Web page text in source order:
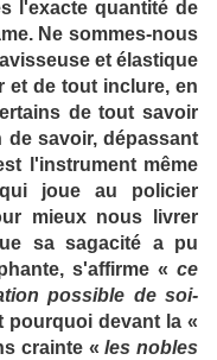
l'exacte quantité de
Ne sommes-nous
et élastique
et de tout inclure, en
de tout savoir
savoir, dépassant
l'instrument même
joue au policier
mieux nous livrer
sa sagacité a pu
s'affirme « ce
possible de soi-
pourquoi devant la «
crainte «les nobles